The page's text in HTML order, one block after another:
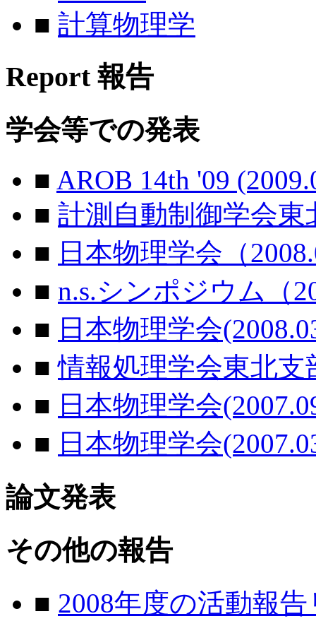
■ 計算物理学
Report報告
学会等での発表
■ AROB 14th '09
■ 計測自動制御学会東
■ 日本物理学会（
■ n.s.シンポジウム（
■ 日本物理学会
■ 情報処理学会東北支
■ 日本物理学会
■ 日本物理学会
論文発表
その他の報告
■ 2008年度の活動報